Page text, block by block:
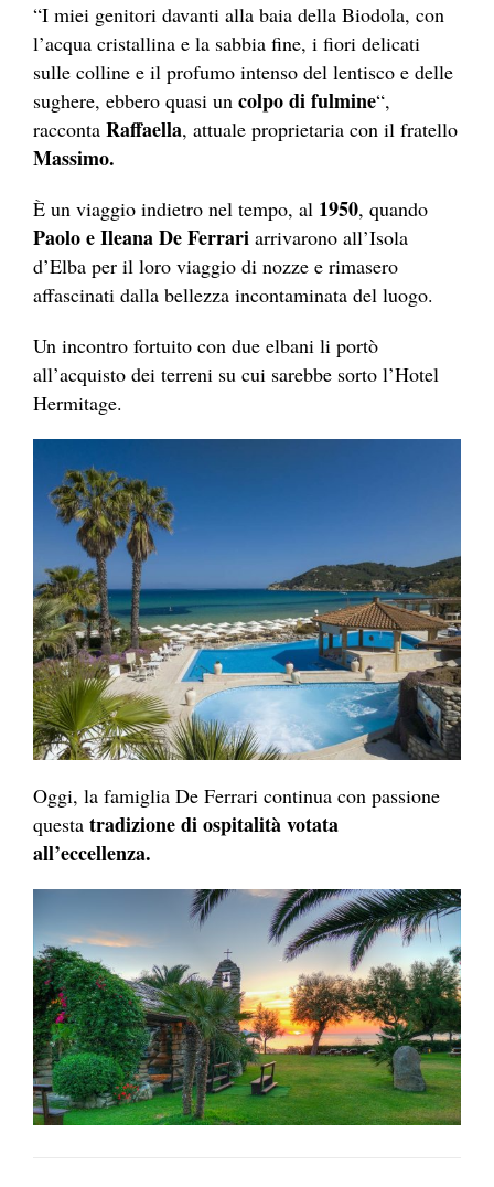
“I miei genitori davanti alla baia della Biodola, con
l’acqua cristallina e la sabbia fine, i fiori delicati
sulle colline e il profumo intenso del lentisco e delle
sughere, ebbero quasi un colpo di fulmine“,
racconta Raffaella, attuale proprietaria con il fratello
Massimo.
È un viaggio indietro nel tempo, al 1950, quando
Paolo e Ileana De Ferrari arrivarono all’Isola
d’Elba per il loro viaggio di nozze e rimasero
affascinati dalla bellezza incontaminata del luogo.
Un incontro fortuito con due elbani li portò
all’acquisto dei terreni su cui sarebbe sorto l’Hotel
Hermitage.
Oggi, la famiglia De Ferrari continua con passione
questa tradizione di ospitalità votata
all’eccellenza.